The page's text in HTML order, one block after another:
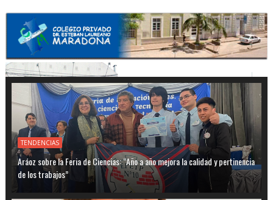
TENDENCIAS
Aráoz sobre la Feria de Ciencias: “Año a año mejora la calidad y pertinencia
de los trabajos”